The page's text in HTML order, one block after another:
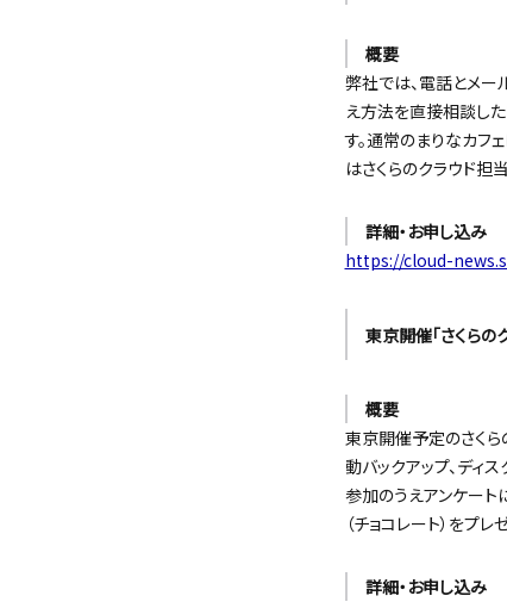
概要
弊社では、電話とメー
え方法を直接相談し
す。通常のまりなカフ
はさくらのクラウド担
詳細・お申し込み
https://cloud-
東京開催「さくらの
概要
東京開催予定のさくら
動バックアップ、ディ
参加のうえアンケート
（チョコレート）をプレ
詳細・お申し込み